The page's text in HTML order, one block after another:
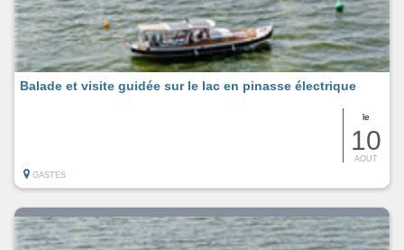
le
10
AOUT
Balade et visite guidée sur le lac en pinasse électrique
GASTES